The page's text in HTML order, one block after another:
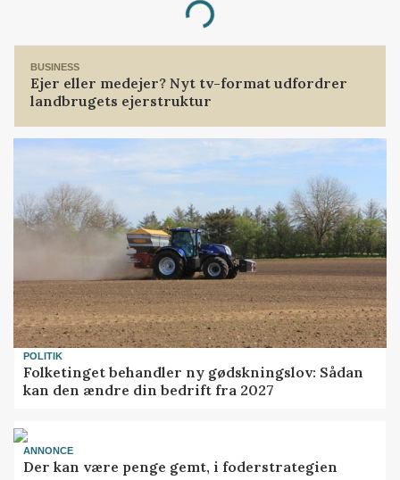
Loading...
BUSINESS
Ejer eller medejer? Nyt tv-format udfordrer
landbrugets ejerstruktur
POLITIK
Folketinget behandler ny gødskningslov: Sådan
kan den ændre din bedrift fra 2027
ANNONCE
Der kan være penge gemt, i foderstrategien